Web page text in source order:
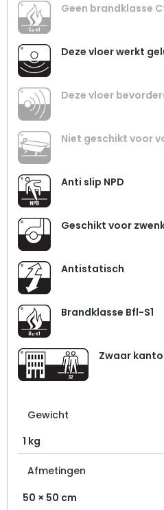
Geen brandklasse
Deze vloer werkt
Deze vloer
Niet geschikt voor
Anti slip NPD
Geschikt voor
Antistatisch
Brandklasse Bfl-S1
Zwaar
Gewicht
1 kg
Afmetingen
50 × 50 cm